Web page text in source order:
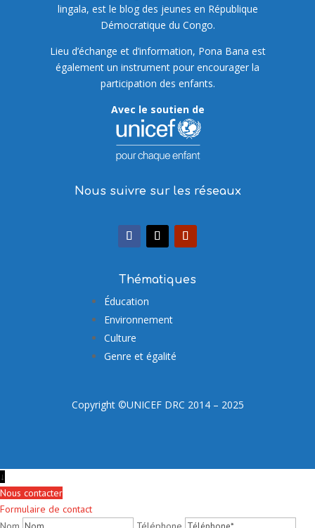
lingala, est le blog des jeunes en République
Démocratique du Congo.
Lieu d’échange et d’information, Pona Bana est
également un instrument pour encourager la
participation des enfants.
Avec le soutien de
Nous suivre sur les réseaux
Thématiques
Éducation
Environnement
Culture
Genre et égalité
Copyright ©UNICEF DRC 2014 – 2025
↓
Nous contacter
Formulaire de contact